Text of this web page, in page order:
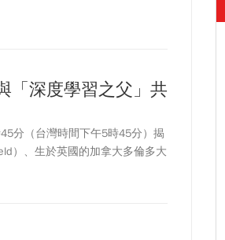
「深度學習之父」共
分（台灣時間下午5時45分）揭
）、生於英國的加拿大多倫多大
由人工神經網絡實現機器學習的